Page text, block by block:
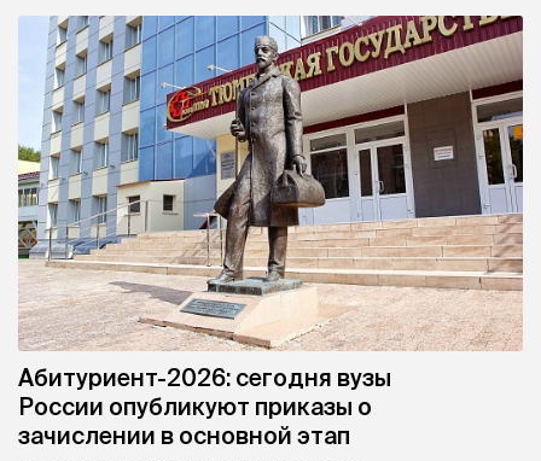
Абитуриент-2026: сегодня вузы
России опубликуют приказы о
зачислении в основной этап